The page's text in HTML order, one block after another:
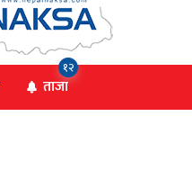
ताजा
१२